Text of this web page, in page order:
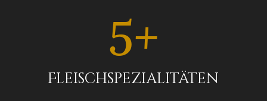
5+
Fleischspezialitäten